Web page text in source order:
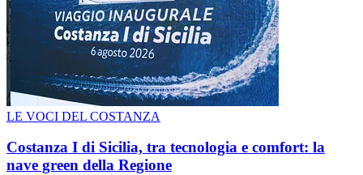
LE VOCI DEL COSTANZA
Costanza I di Sicilia, tra tecnologia e comfort: la
nave green della Regione